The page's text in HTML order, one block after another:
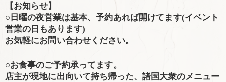
【お知らせ】
○日曜の夜営業は基本、予約あれば開けてます(イベント
営業の日もあります)
お気軽にお問い合わせください。
○お食事のご予約承ってます。
店主が現地に出向いて持ち帰った、諸国大衆のメニュー